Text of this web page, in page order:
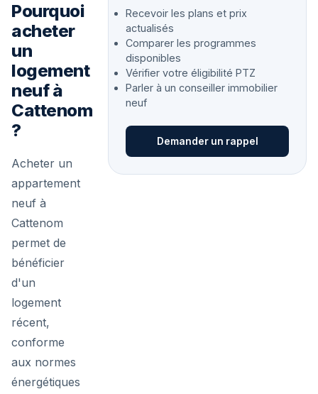
Pourquoi
acheter
un
logement
neuf à
Cattenom
?
Acheter un
appartement
neuf à
Cattenom
permet de
bénéficier
d'un
logement
récent,
conforme
aux normes
énergétiques
Recevoir les plans et prix
actualisés
Comparer les programmes
disponibles
Vérifier votre éligibilité PTZ
Parler à un conseiller immobilier
neuf
Demander un rappel